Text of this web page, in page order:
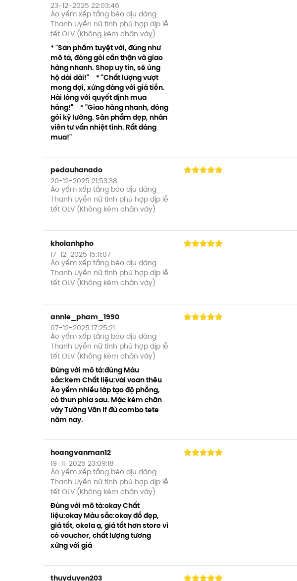
23-12-2025 22:03:46
Áo yếm xếp tầng bèo dịu dàng
Thanh Uyển nữ tính phù hợp dịp lễ
tết OLV (Không kèm chân váy)
* "Sản phẩm tuyệt vời, đúng như
mô tả, đóng gói cẩn thận và giao
hàng nhanh. Shop uy tín, sẽ ủng
hộ dài dài!" * "Chất lượng vượt
mong đợi, xứng đáng với giá tiền.
Hài lòng với quyết định mua
hàng!" * "Giao hàng nhanh, đóng
gói kỹ lưỡng. Sản phẩm đẹp, nhân
viên tư vấn nhiệt tình. Rất đáng
mua!"
pedauhanado
20-12-2025 21:53:38
Áo yếm xếp tầng bèo dịu dàng
Thanh Uyển nữ tính phù hợp dịp lễ
tết OLV (Không kèm chân váy)
khoianhpho
17-12-2025 15:11:07
Áo yếm xếp tầng bèo dịu dàng
Thanh Uyển nữ tính phù hợp dịp lễ
tết OLV (Không kèm chân váy)
annie_pham_1990
07-12-2025 17:25:21
Áo yếm xếp tầng bèo dịu dàng
Thanh Uyển nữ tính phù hợp dịp lễ
tết OLV (Không kèm chân váy)
Đúng với mô tả:đúng Màu
sắc:kem Chất liệu:vải voan thêu
Áo yếm nhiều lớp tạo độ phồng,
có thun phía sau. Mặc kèm chân
váy Tường Vân lf đủ combo tete
năm nay.
hoangvanman12
19-11-2025 23:09:18
Áo yếm xếp tầng bèo dịu dàng
Thanh Uyển nữ tính phù hợp dịp lễ
tết OLV (Không kèm chân váy)
Đúng với mô tả:okay Chất
liệu:okay Màu sắc:okay đồ đẹp,
giá tốt, okela ạ, giá tốt hơn store vì
có voucher, chất lượng tương
xứng với giá
thuyduyen203